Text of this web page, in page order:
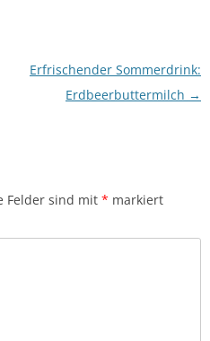
Erfrischender Sommerdrink:
Erdbeerbuttermilch →
Felder sind mit * markiert